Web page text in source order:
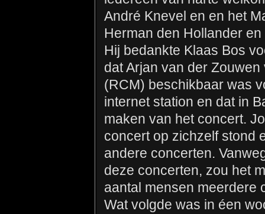
André Knevel en en het
Herman den Hollander
Hij bedankte Klaas Bos
dat Arjan van der
(RCM) beschikbaar was
internet station en dat in
maken van het concert.
concert op zichzelf stond
andere concerten.
deze concerten, zou het
aantal mensen meerdere
Wat volgde was in éen